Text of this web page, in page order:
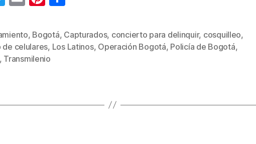
tt
er
ail er
e
st
m
p
, Bogotá, Capturados, concierto para delinquir, cosquilleo,
de celulares, Los Latinos, Operación Bogotá, Policía de Bogotá,
, Transmilenio